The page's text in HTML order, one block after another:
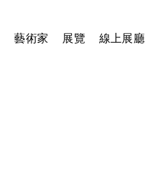
藝術家 展覽 線上展廳